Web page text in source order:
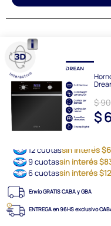
$
$
12 cuotassin interés
9 cuotassin interés
6 cuotassin interés
Envío GRATIS CABA y GBA
ENTREGA en 96HS exclusivo